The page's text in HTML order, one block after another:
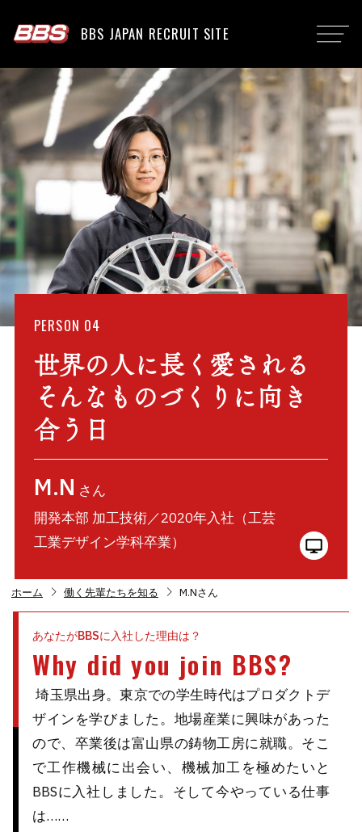
BBS JAPAN RECRUIT SITE
PERSON 04
世界の人に長く愛される
そんなものづくりに向き
合う日
M.N さん
開発本部 加工技術／2020年入社（工芸
工業デザイン学科卒業）
ホーム chevron_right 働く先輩たちを知る chevron_right M.Nさん
あなたがBBSに入社した理由は？
Why did you join BBS?
埼玉県出身。東京での学生時代はプロダクトデ
ザインを学びました。地場産業に興味があった
ので、卒業後は富山県の鋳物工房に就職。そこ
で工作機械に出会い、機械加工を極めたいと
BBSに入社しました。そして今やっている仕事
は……